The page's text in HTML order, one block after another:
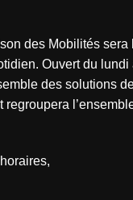
des Mobilités sera
Ouvert du lundi
des solutions